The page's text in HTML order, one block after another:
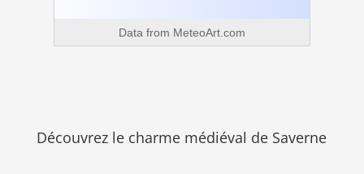
Data from MeteoArt.com
Découvrez le charme médiéval de Saverne